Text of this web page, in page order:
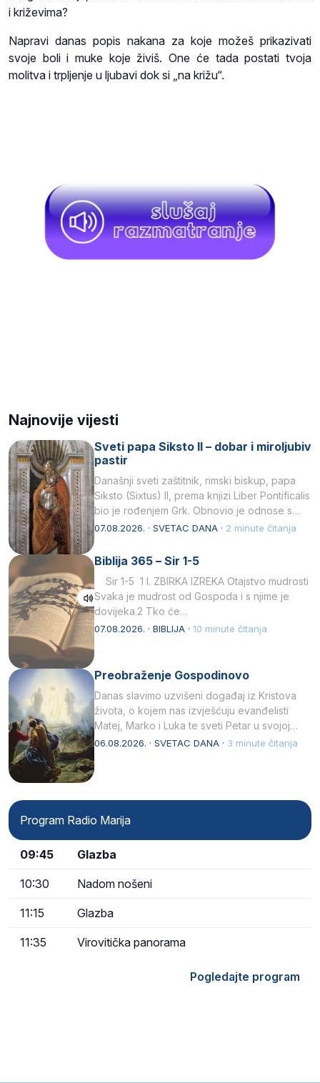
i križevima?
Napravi danas popis nakana za koje možeš prikazivati
svoje boli i muke koje živiš. One će tada postati tvoja
molitva i trpljenje u ljubavi dok si „na križu“.
Najnovije vijesti
Sveti papa Siksto II – dobar i miroljubiv
pastir
Današnji sveti zaštitnik, rimski biskup, papa
Siksto (Sixtus) II, prema knjizi Liber Pontificalis
bio je rođenjem Grk. Obnovio je odnose s
afričkim…
07.08.2026. · SVETAC DANA · 2 minute čitanja
Biblija 365 – Sir 1-5
Sir 1-5 1 I. ZBIRKA IZREKA Otajstvo mudrosti
Svaka je mudrost od Gospoda i s njime je
dovijeka.2 Tko će…
07.08.2026. · BIBLIJA · 10 minute čitanja
Preobraženje Gospodinovo
Danas slavimo uzvišeni događaj iz Kristova
života, o kojem nas izvješćuju evanđelisti
Matej, Marko i Luka te sveti Petar u svojoj
drugoj…
06.08.2026. · SVETAC DANA · 3 minute čitanja
Program Radio Marija
09:45 Glazba
10:30 Nadom nošeni
11:15 Glazba
11:35 Virovitička panorama
Pogledajte program